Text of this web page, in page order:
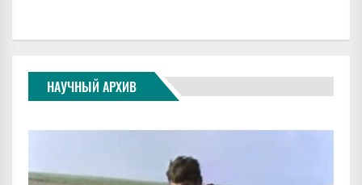
НАУЧНЫЙ АРХИВ